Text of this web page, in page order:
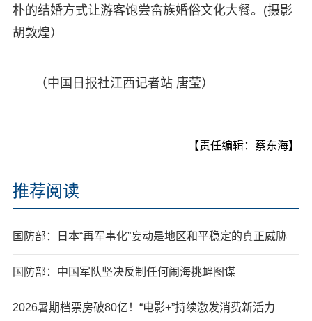
朴的结婚方式让游客饱尝畲族婚俗文化大餐。(摄影
胡敦煌）
（中国日报社江西记者站 唐莹）
【责任编辑：蔡东海】
推荐阅读
国防部：日本“再军事化”妄动是地区和平稳定的真正威胁
国防部：中国军队坚决反制任何闹海挑衅图谋
2026暑期档票房破80亿！“电影+”持续激发消费新活力